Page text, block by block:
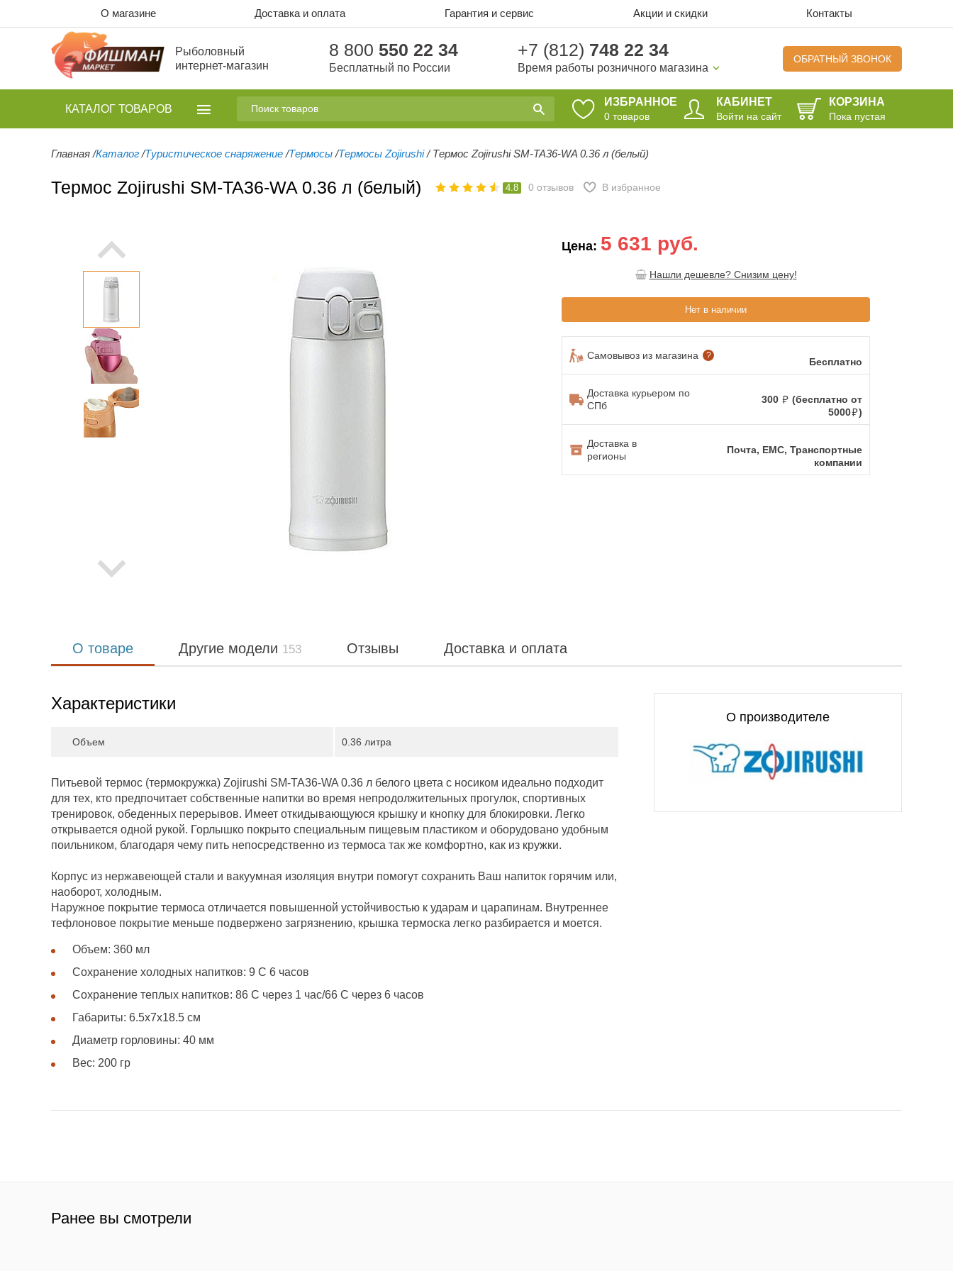
О магазине Доставка и оплата Гарантия и сервис Акции и скидки Контакты
Рыболовный
интернет-магазин
8 800 550 22 34
Бесплатный по России
+7 (812) 748 22 34
Время работы розничного магазина
ОБРАТНЫЙ ЗВОНОК
ИЗБРАННОЕ
0 товаров
КАБИНЕТ
Войти на сайт
КОРЗИНА
Пока пустая
КАТАЛОГ ТОВАРОВ
Главная /Каталог /Туристическое снаряжение /Термосы /Термосы Zojirushi /Термос Zojirushi SM-TA36-WA 0.36 л (белый)
Термос Zojirushi SM-TA36-WA 0.36 л (белый) 4.8 0 отзывов В избранное
Цена: 5 631 руб.
Нашли дешевле? Снизим цену!
Нет в наличии
Самовывоз из магазина ?
Бесплатно
Доставка курьером по
СПб
300
(бесплатно от
5000
)
Доставка в
регионы
Почта, ЕМС, Транспортные
компании
О товаре Другие модели 153 Отзывы Доставка и оплата
О производителе
Характеристики
Объем 0.36 литра
Питьевой термос (термокружка) Zojirushi SM-TA36-WA 0.36 л белого цвета с носиком идеально подходит
для тех, кто предпочитает собственные напитки во время непродолжительных прогулок, спортивных
тренировок, обеденных перерывов. Имеет откидывающуюся крышку и кнопку для блокировки. Легко
открывается одной рукой. Горлышко покрыто специальным пищевым пластиком и оборудовано удобным
поильником, благодаря чему пить непосредственно из термоса так же комфортно, как из кружки.
Корпус из нержавеющей стали и вакуумная изоляция внутри помогут сохранить Ваш напиток горячим или,
наоборот, холодным.
Наружное покрытие термоса отличается повышенной устойчивостью к ударам и царапинам. Внутреннее
тефлоновое покрытие меньше подвержено загрязнению, крышка термоска легко разбирается и моется.
Объем: 360 мл
Сохранение холодных напитков: 9 C 6 часов
Сохранение теплых напитков: 86 C через 1 час/66 C через 6 часов
Габариты: 6.5х7х18.5 см
Диаметр горловины: 40 мм
Вес: 200 гр
Ранее вы смотрели